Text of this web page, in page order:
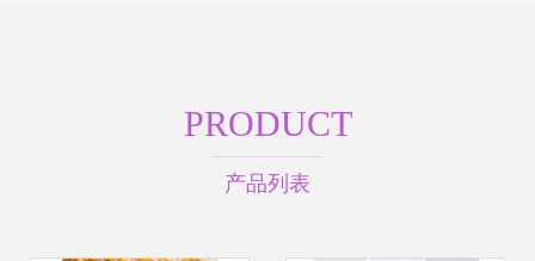
PRODUCT
产品列表